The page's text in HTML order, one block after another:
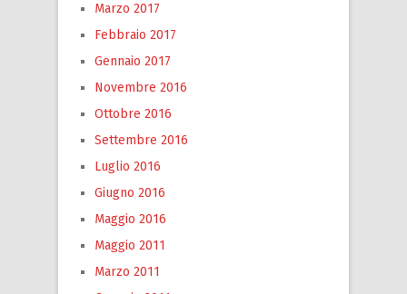
Marzo 2017
Febbraio 2017
Gennaio 2017
Novembre 2016
Ottobre 2016
Settembre 2016
Luglio 2016
Giugno 2016
Maggio 2016
Maggio 2011
Marzo 2011